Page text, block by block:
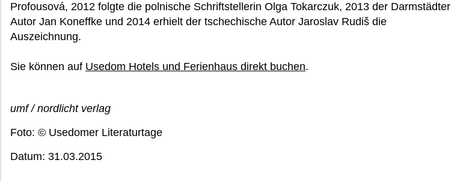
Profousová, 2012 folgte die polnische Schriftstellerin Olga Tokarczuk, 2013 der Darmstädter
Autor Jan Koneffke und 2014 erhielt der tschechische Autor Jaroslav Rudiš die
Auszeichnung.
Sie können auf Usedom Hotels und Ferienhaus direkt buchen.
umf / nordlicht verlag
Foto: © Usedomer Literaturtage
Datum: 31.03.2015